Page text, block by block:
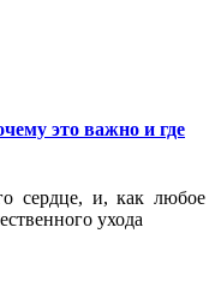
это важно и где
сердце, и, как любое
ухода